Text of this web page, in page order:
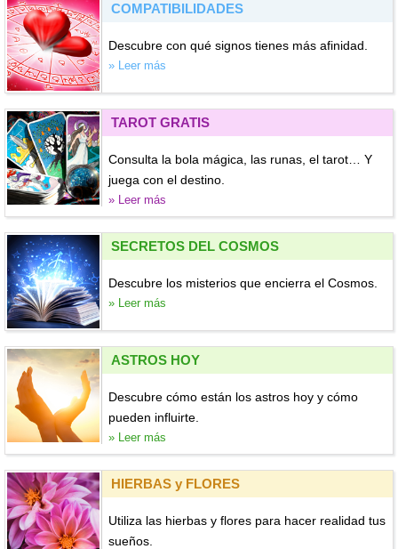
COMPATIBILIDADES
Descubre con qué signos tienes más afinidad.
» Leer más
TAROT GRATIS
Consulta la bola mágica, las runas, el tarot… Y
juega con el destino.
» Leer más
SECRETOS DEL COSMOS
Descubre los misterios que encierra el Cosmos.
» Leer más
ASTROS HOY
Descubre cómo están los astros hoy y cómo
pueden influirte.
» Leer más
HIERBAS y FLORES
Utiliza las hierbas y flores para hacer realidad tus
sueños.